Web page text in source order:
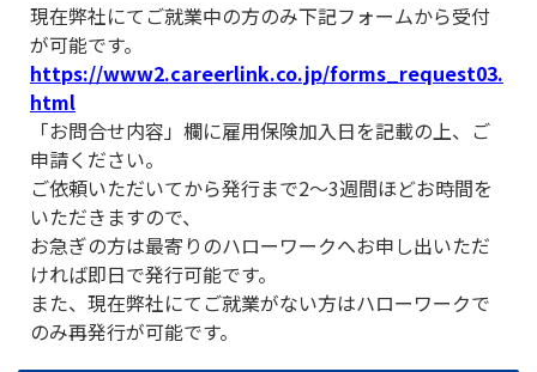
現在弊社にてご就業中の方のみ下記フォームから受付
が可能です。
https://www2.careerlink.co.jp/forms_request03.
html
「お問合せ内容」欄に雇用保険加入日を記載の上、ご
申請ください。
ご依頼いただいてから発行まで2～3週間ほどお時間を
いただきますので、
お急ぎの方は最寄りのハローワークへお申し出いただ
ければ即日で発行可能です。
また、現在弊社にてご就業がない方はハローワークで
のみ再発行が可能です。